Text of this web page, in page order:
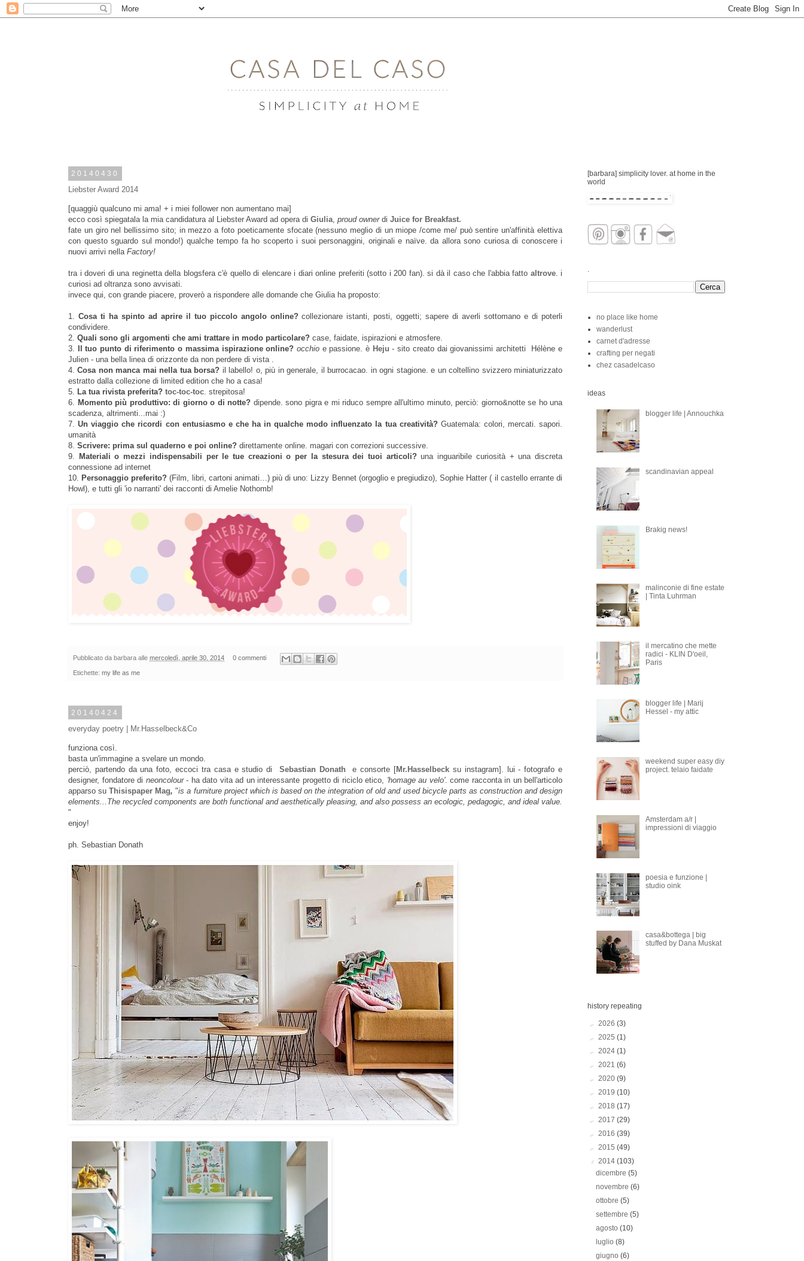
20140430
Liebster Award 2014
[quaggiù qualcuno mi ama! + i miei follower non aumentano mai]
ecco così spiegatala la mia candidatura al Liebster Award ad opera di Giulia, proud owner di Juice for Breakfast.
fate un giro nel bellissimo sito; in mezzo a foto poeticamente sfocate (nessuno meglio di un miope /come me/ può sentire un'affinità elettiva
con questo sguardo sul mondo!) qualche tempo fa ho scoperto i suoi personaggini, originali e naïve. da allora sono curiosa di conoscere i
nuovi arrivi nellaFactory!
tra i doveri di una reginetta della blogsfera c'è quello di elencare i diari online preferiti (sotto i 200 fan). si dà il caso che l'abbia fatto altrove. i
curiosi ad oltranza sono avvisati.
invece qui, con grande piacere, proverò a rispondere alle domande che Giulia ha proposto:
1. Cosa ti ha spinto ad aprire il tuo piccolo angolo online?collezionare istanti, posti, oggetti; sapere di averli sottomano e di poterli
condividere.
2. Quali sono gli argomenti che ami trattare in modo particolare? case, faidate, ispirazioni e atmosfere.
3.
Il tuo punto di riferimento o massima ispirazione online? occhio e passione. è Heju - sito creato dai giovanissimi architetti
Hélène e
Julien - una bella linea di orizzonte da non perdere di vista .
4.Cosa non manca mai nella tua borsa? il labello! o, più in generale, il burrocacao. in ogni stagione. e un coltellino svizzero miniaturizzato
estratto dalla collezione di limited edition che ho a casa!
5. La tua rivista preferita? toc-toc-toc. strepitosa!
6. Momento più produttivo: di giorno o di notte? dipende. sono pigra e mi riduco sempre all'ultimo minuto, perciò: giorno&notte se ho una
scadenza, altrimenti...mai :)
7.Un viaggio che ricordi con entusiasmo e che ha in qualche modo influenzato la tua creatività? Guatemala: colori, mercati. sapori.
umanità
8. Scrivere: prima sul quaderno e poi online? direttamente online. magari con correzioni successive.
9.
Materiali o mezzi indispensabili per le tue creazioni o per la stesura dei tuoi articoli?una inguaribile curiosità + una discreta
connessione ad internet
10. Personaggio preferito?(Film, libri, cartoni animati…) più di uno: Lizzy Bennet (orgoglio e pregiudizo), Sophie Hatter ( il castello errante di
Howl), e tutti gli 'io narranti' dei racconti di Amelie Nothomb!
Pubblicato da barbara alle mercoledì, aprile 30, 2014 0 commenti
Etichette: my life as me
20140424
everyday poetry | Mr.Hasselbeck&Co
funziona così.
basta un'immagine a svelare un mondo.
perciò, partendo da una foto, eccoci tra casa e studio di Sebastian Donathe consorte [Mr.Hasselbeck su instagram]. lui - fotografo e
designer, fondatore di neoncolour- ha dato vita ad un interessante progetto di riciclo etico, 'homage au velo'. come racconta in un bell'articolo
apparso su Thisispaper Mag,"is a furniture project which is based on the integration of old and used bicycle parts as construction and design
elements...The recycled components are both functional and aesthetically pleasing, and also possess an ecologic, pedagogic, and ideal value.
"
enjoy!
ph. Sebastian Donath
[barbara] simplicity lover. at home in the
world
.
no place like home
wanderlust
carnet d'adresse
crafting per negati
chez casadelcaso
ideas
blogger life | Annouchka
scandinavian appeal
Brakig news!
malinconie di fine estate
| Tinta Luhrman
il mercatino che mette
radici - KLIN D'oeil,
Paris
blogger life | Marij
Hessel - my attic
weekend super easy diy
project. telaio faidate
Amsterdam a/r |
impressioni di viaggio
poesia e funzione |
studio oink
casa&bottega | big
stuffed by Dana Muskat
history repeating
► 2026 (3)
► 2025 (1)
► 2024 (1)
► 2021 (6)
► 2020 (9)
► 2019 (10)
► 2018 (17)
► 2017 (29)
► 2016 (39)
► 2015 (49)
▼ 2014 (103)
dicembre(5)
novembre(6)
ottobre(5)
settembre(5)
agosto(10)
luglio(8)
giugno(6)